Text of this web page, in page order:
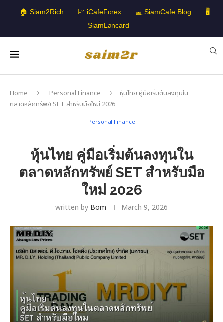
🏠 Siam2Rich 📈 iCafeForex 💻 SiamCafe Blog
🖥️
SiamLancard
Home Personal Finance
หุ้นไทย คู่มือเริ่มต้นลงทุนใน
ตลาดหลักทรัพย์ SET สำหรับมือใหม่ 2026
Personal Finance
หุ้นไทย คู่มือเริ่มต้นลงทุนใน
ตลาดหลักทรัพย์ SET สำหรับมือ
ใหม่ 2026
written by Bom March 9, 2026